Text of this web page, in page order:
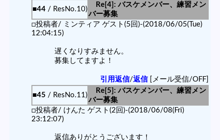
■44 / ResNo.10)
Re[4]: バスケメンバー、練習メン
バー募集
□投稿者/ ミンティア ゲスト(5回)-(2018/06/05(Tue)
12:04:15)
遅くなりすみません。
募集してますよ！
引用返信/返信[メール受信/OFF]
■45 / ResNo.11)
Re[5]: バスケメンバー、練習メン
バー募集
□投稿者/ けんた ゲスト(2回)-(2018/06/08(Fri)
23:12:07)
返信ありがとうございます！